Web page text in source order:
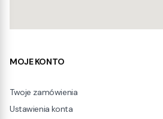
Linki w stopce
MOJE KONTO
Twoje zamówienia
Ustawienia konta